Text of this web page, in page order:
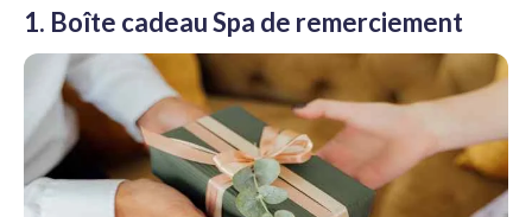
1. Boîte cadeau Spa de remerciement